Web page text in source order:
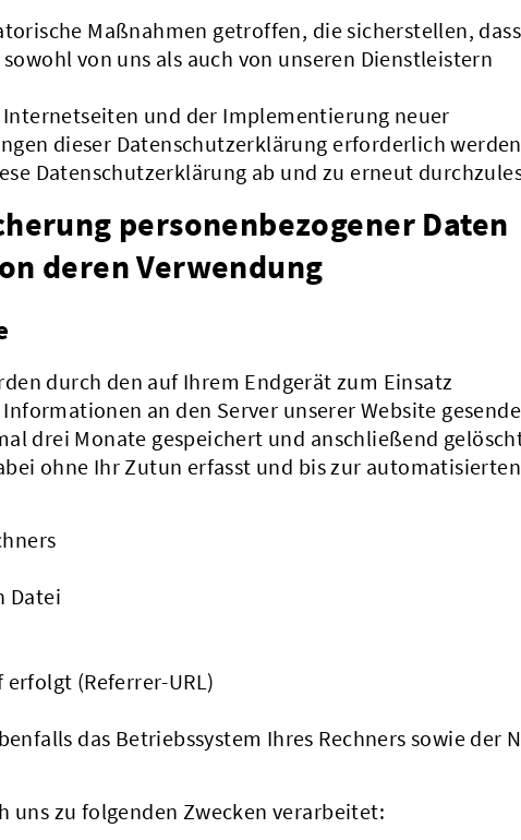
Maßnahmen getroffen, die sicherstellen,
von uns als auch von unseren Dienstleistern
und der Implementierung neuer
dieser Datenschutzerklärung erforderlich
Datenschutzerklärung ab und zu erneut
personenbezogener Daten
deren Verwendung
durch den auf Ihrem Endgerät zum Einsatz
an den Server unserer Website
drei Monate gespeichert und anschließend
ohne Ihr Zutun erfasst und bis zur automatisierten
Datei
(Referrer-URL)
das Betriebssystem Ihres Rechners sowie der
uns zu folgenden Zwecken verarbeitet: